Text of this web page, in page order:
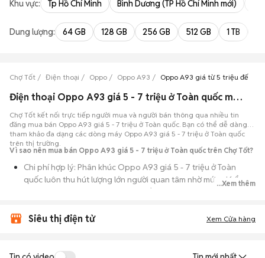
Khu vực: Tp Hồ Chí Minh Bình Dương (TP Hồ Chí Minh mới)
Dung lượng: 64 GB 128 GB 256 GB 512 GB 1 TB
Chợ Tốt Điện thoại Oppo Oppo A93 Oppo A93 giá từ 5 triệu đến 7
Điện thoại Oppo A93 giá 5 - 7 triệu ở Toàn quốc máy bền đẹp
Chợ Tốt kết nối trực tiếp người mua và người bán thông qua nhiều tin
đăng mua bán Oppo A93 giá 5 - 7 triệu ở Toàn quốc. Bạn có thể dễ dàng
tham khảo đa dạng các dòng máy Oppo A93 giá 5 - 7 triệu ở Toàn quốc
trên thị trường.
Vì sao nên mua bán Oppo A93 giá 5 - 7 triệu ở Toàn quốc trên Chợ Tốt?
Chi phí hợp lý: Phân khúc Oppo A93 giá 5 - 7 triệu ở Toàn
quốc luôn thu hút lượng lớn người quan tâm nhờ mức giá ổn
định theo thời gian, phù hợp với số đông.
triệu ở Toàn quốc cung cấp cho bạn nhiều lựa chọn về tỷ lệ
Giao dịch thực tế: Việc gặp nhau trực tiếp giúp bạn có thời
...Xem thêm
Siêu thị điện tử Xem Cửa hàng